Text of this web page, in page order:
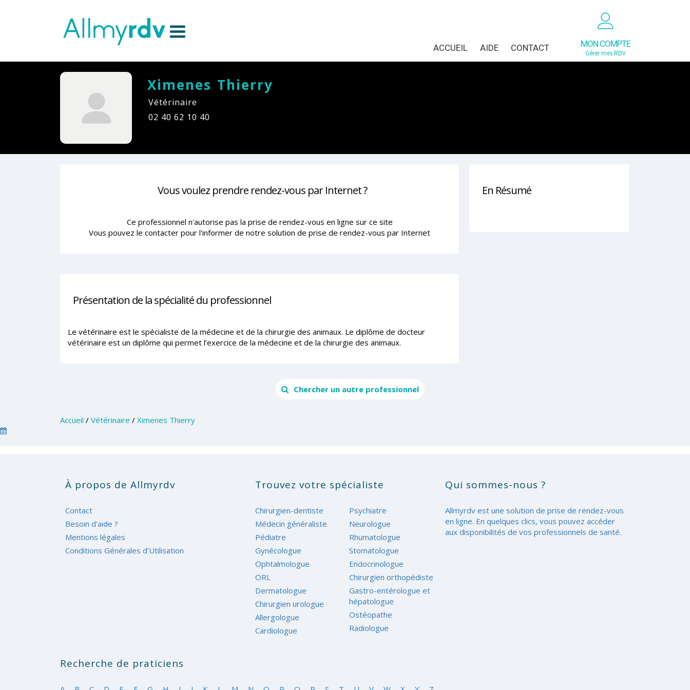
MON COMPTE
Gérer mes RDV
ACCUEIL AIDE CONTACT
Ximenes Thierry
Vétérinaire
02 40 62 10 40
En Résumé
Vous voulez prendre rendez-vous par Internet ?
Ce professionnel n'autorise pas la prise de rendez-vous en ligne sur ce site
Vous pouvez le contacter pour l'informer de notre solution de prise de rendez-vous par Internet
Présentation de la spécialité du professionnel
Le vétérinaire est le spécialiste de la médecine et de la chirurgie des animaux. Le diplôme de docteur
vétérinaire est un diplôme qui permet l’exercice de la médecine et de la chirurgie des animaux.
Chercher un autre professionnel
Accueil / Vétérinaire / Ximenes Thierry
À propos de Allmyrdv
Contact
Besoin d’aide ?
Mentions légales
Conditions Générales d’Utilisation
Trouvez votre spécialiste
Chirurgien-dentiste
Médecin généraliste
Pédiatre
Gynécologue
Ophtalmologue
ORL
Dermatologue
Chirurgien urologue
Allergologue
Cardiologue
Psychiatre
Neurologue
Rhumatologue
Stomatologue
Endocrinologue
Chirurgien orthopédiste
Gastro-entérologue et
hépatologue
Ostéopathe
Radiologue
Qui sommes-nous ?
Allmyrdv est une solution de prise de rendez-vous
en ligne. En quelques clics, vous pouvez accéder
aux disponibilités de vos professionnels de santé.
Recherche de praticiens